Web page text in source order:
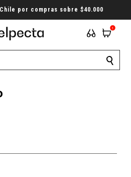
por compras sobre $40.000
1